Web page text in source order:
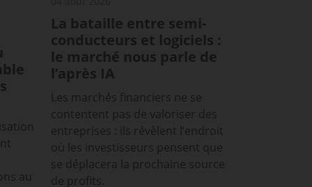
au
La bataille entre semi-
conducteurs et logiciels :
le marché nous parle de
l’après IA
Les marchés financiers ne se
contentent pas de valoriser des
entreprises : ils révèlent l’endroit
où les investisseurs pensent que
se déplacera la prochaine source
de profits.